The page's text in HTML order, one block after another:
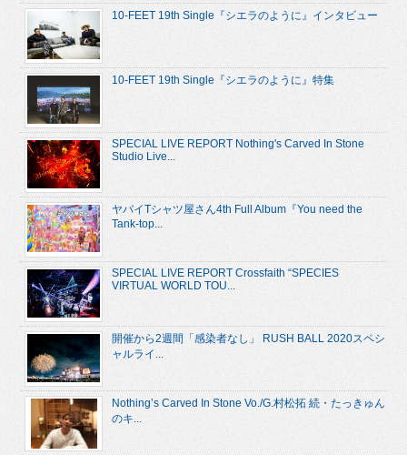
10-FEET 19th Single『シエラのように』インタビュー
10-FEET 19th Single『シエラのように』特集
SPECIAL LIVE REPORT Nothing's Carved In Stone
Studio Live...
ヤバイTシャツ屋さん4th Full Album『You need the
Tank-top...
SPECIAL LIVE REPORT Crossfaith “SPECIES
VIRTUAL WORLD TOU...
開催から2週間「感染者なし」 RUSH BALL 2020スペシ
ャルライ...
Nothing’s Carved In Stone Vo./G.村松拓 続・たっきゅん
のキ...